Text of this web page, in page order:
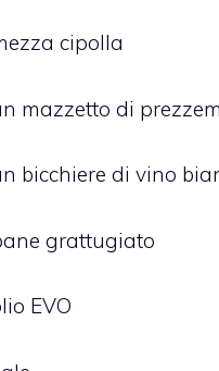
cipolla
mazzetto di
bicchiere di vino
grattugiato
EVO